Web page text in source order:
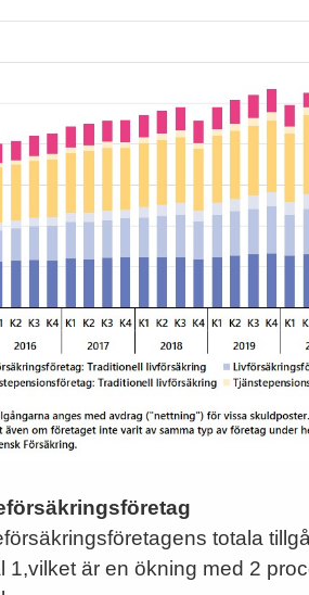
totala
1,vilket är en ökning med 2